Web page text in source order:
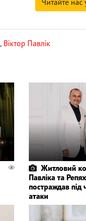
Читайте нас
, Віктор Павлік
Житловий
Павліка та
постраждав під
атаки